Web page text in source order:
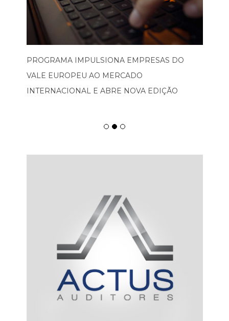
PROGRAMA IMPULSIONA EMPRESAS DO
VALE EUROPEU AO MERCADO
INTERNACIONAL E ABRE NOVA EDIÇÃO